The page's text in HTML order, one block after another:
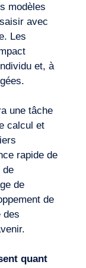
modèles
avec
Les
et, à
une tâche
calcul et
rapide de
de
de
de
des
quant